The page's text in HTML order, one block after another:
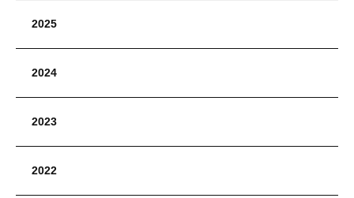
2025
2024
2023
2022